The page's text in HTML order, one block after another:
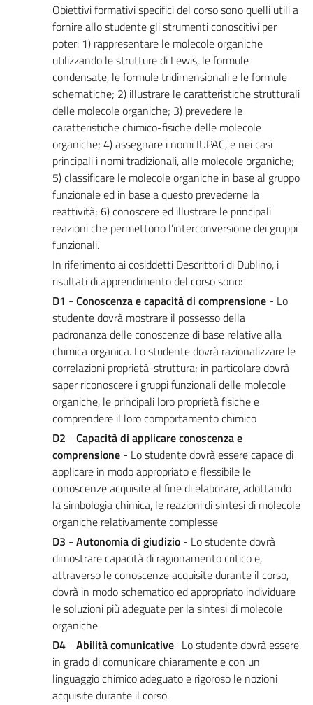
Obiettivi formativi specifici del corso sono quelli utili a
fornire allo studente gli strumenti conoscitivi per
poter: 1) rappresentare le molecole organiche
utilizzando le strutture di Lewis, le formule
condensate, le formule tridimensionali e le formule
schematiche; 2) illustrare le caratteristiche strutturali
delle molecole organiche; 3) prevedere le
caratteristiche chimico-fisiche delle molecole
organiche; 4) assegnare i nomi IUPAC, e nei casi
principali i nomi tradizionali, alle molecole organiche;
5) classificare le molecole organiche in base al gruppo
funzionale ed in base a questo prevederne la
reattività; 6) conoscere ed illustrare le principali
reazioni che permettono l’interconversione dei gruppi
funzionali.
In riferimento ai cosiddetti Descrittori di Dublino, i
risultati di apprendimento del corso sono:
D1 - Conoscenza e capacità di comprensione - Lo
studente dovrà mostrare il possesso della
padronanza delle conoscenze di base relative alla
chimica organica. Lo studente dovrà razionalizzare le
correlazioni proprietà-struttura; in particolare dovrà
saper riconoscere i gruppi funzionali delle molecole
organiche, le principali loro proprietà fisiche e
comprendere il loro comportamento chimico
D2 - Capacità di applicare conoscenza e
comprensione - Lo studente dovrà essere capace di
applicare in modo appropriato e flessibile le
conoscenze acquisite al fine di elaborare, adottando
la simbologia chimica, le reazioni di sintesi di molecole
organiche relativamente complesse
D3 - Autonomia di giudizio - Lo studente dovrà
dimostrare capacità di ragionamento critico e,
attraverso le conoscenze acquisite durante il corso,
dovrà in modo schematico ed appropriato individuare
le soluzioni più adeguate per la sintesi di molecole
organiche
D4- Abilità comunicative- Lo studente dovrà essere
in grado di comunicare chiaramente e con un
linguaggio chimico adeguato e rigoroso le nozioni
acquisite durante il corso.